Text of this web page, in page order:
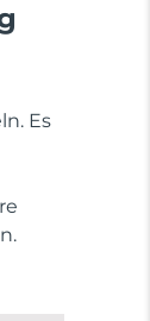
Es